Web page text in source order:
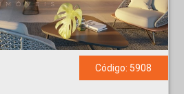
Código: 5908